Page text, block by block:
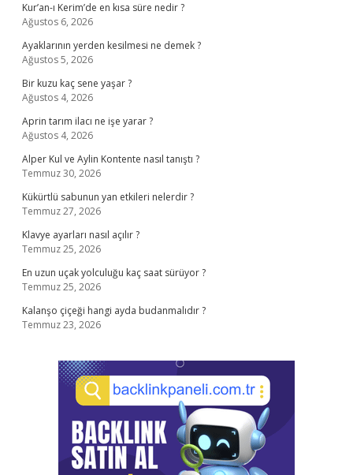
Kur’an-ı Kerim’de en kısa süre nedir ?
Ağustos 6, 2026
Ayaklarının yerden kesilmesi ne demek ?
Ağustos 5, 2026
Bir kuzu kaç sene yaşar ?
Ağustos 4, 2026
Aprin tarım ilacı ne işe yarar ?
Ağustos 4, 2026
Alper Kul ve Aylin Kontente nasıl tanıştı ?
Temmuz 30, 2026
Kükürtlü sabunun yan etkileri nelerdir ?
Temmuz 27, 2026
Klavye ayarları nasıl açılır ?
Temmuz 25, 2026
En uzun uçak yolculuğu kaç saat sürüyor ?
Temmuz 25, 2026
Kalanşo çiçeği hangi ayda budanmalıdır ?
Temmuz 23, 2026